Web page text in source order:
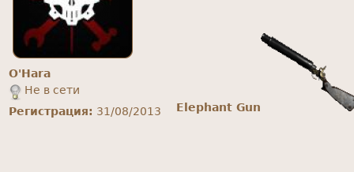
O'Hara
Не в сети
Регистрация: 31/08/2013 Elephant Gun